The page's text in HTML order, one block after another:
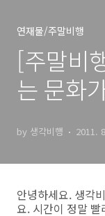
연재물/주말비행
[주말비
는 문화
by 생각비행 2011.
안녕하세요. 생각
요. 시간이 정말